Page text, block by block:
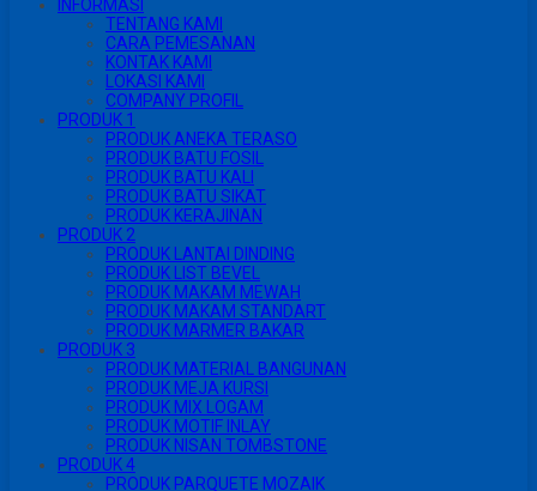
INFORMASI
TENTANG KAMI
CARA PEMESANAN
KONTAK KAMI
LOKASI KAMI
COMPANY PROFIL
PRODUK 1
PRODUK ANEKA TERASO
PRODUK BATU FOSIL
PRODUK BATU KALI
PRODUK BATU SIKAT
PRODUK KERAJINAN
PRODUK 2
PRODUK LANTAI DINDING
PRODUK LIST BEVEL
PRODUK MAKAM MEWAH
PRODUK MAKAM STANDART
PRODUK MARMER BAKAR
PRODUK 3
PRODUK MATERIAL BANGUNAN
PRODUK MEJA KURSI
PRODUK MIX LOGAM
PRODUK MOTIF INLAY
PRODUK NISAN TOMBSTONE
PRODUK 4
PRODUK PARQUETE MOZAIK